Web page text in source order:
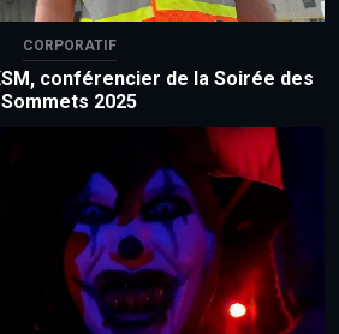
CORPORATIF
conférencier de la Soirée des
Sommets 2025